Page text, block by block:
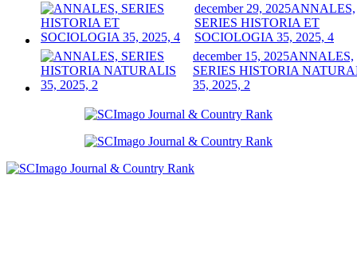
december 29, 2025ANNALES,
SERIES HISTORIA ET
SOCIOLOGIA 35, 2025, 4
december 15, 2025ANNALES,
SERIES HISTORIA
35, 2025, 2